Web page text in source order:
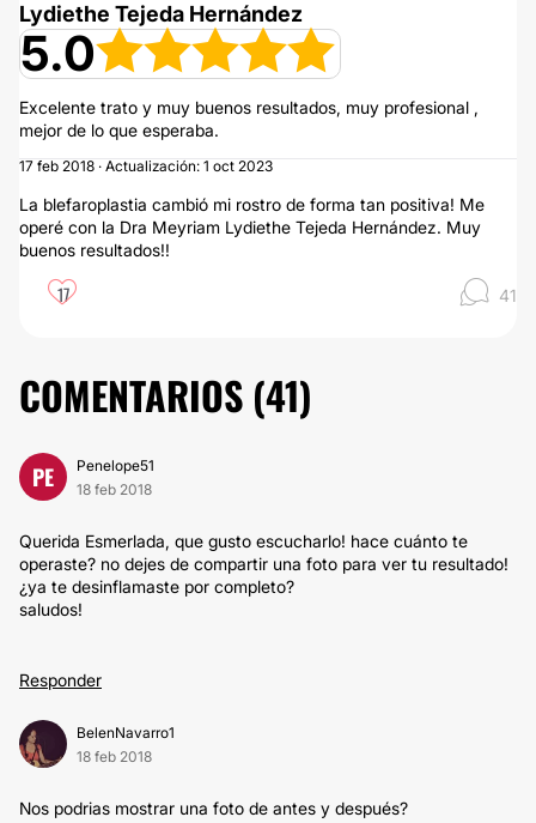
Lydiethe Tejeda Hernández
5.0
Excelente trato y muy buenos resultados, muy profesional ,
mejor de lo que esperaba.
17 feb 2018 · Actualización: 1 oct 2023
La blefaroplastia cambió mi rostro de forma tan positiva! Me
operé con la Dra Meyriam Lydiethe Tejeda Hernández. Muy
buenos resultados!!
17 41
COMENTARIOS (41)
PE
Penelope51
18 feb 2018
Querida Esmerlada, que gusto escucharlo! hace cuánto te
operaste? no dejes de compartir una foto para ver tu resultado!
¿ya te desinflamaste por completo?
saludos!
Responder
BelenNavarro1
18 feb 2018
Nos podrias mostrar una foto de antes y después?